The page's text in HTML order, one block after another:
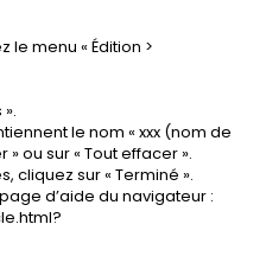
le menu « Édition >
le nom « xxx (nom de
» ou sur « Tout effacer ».
cliquez sur « Terminé ».
d’aide du navigateur :